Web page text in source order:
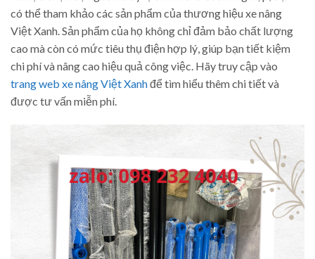
có thể tham khảo các sản phẩm của thương hiệu xe nâng
Việt Xanh. Sản phẩm của họ không chỉ đảm bảo chất lượng
cao mà còn có mức tiêu thụ điện hợp lý, giúp bạn tiết kiệm
chi phí và nâng cao hiệu quả công việc. Hãy truy cập vào
trang web xe nâng Việt Xanhđể tìm hiểu thêm chi tiết và
được tư vấn miễn phí.